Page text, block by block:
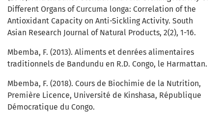
Different Organs of Curcuma longa: Correlation of the
Antioxidant Capacity on Anti-Sickling Activity. South
Asian Research Journal of Natural Products, 2(2), 1-16.
Mbemba, F. (2013). Aliments et denrées alimentaires
traditionnels de Bandundu en R.D. Congo, le Harmattan.
Mbemba, F. (2018). Cours de Biochimie de la Nutrition,
Première Licence, Université de Kinshasa, République
Démocratique du Congo.